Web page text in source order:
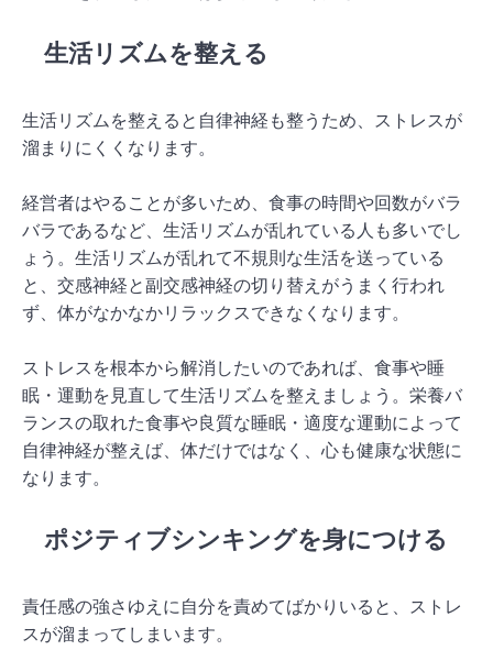
生活リズムを整える
生活リズムを整えると自律神経も整うため、ストレスが
溜まりにくくなります。
経営者はやることが多いため、食事の時間や回数がバラ
バラであるなど、生活リズムが乱れている人も多いでし
ょう。生活リズムが乱れて不規則な生活を送っている
と、交感神経と副交感神経の切り替えがうまく行われ
ず、体がなかなかリラックスできなくなります。
ストレスを根本から解消したいのであれば、食事や睡
眠・運動を見直して生活リズムを整えましょう。栄養バ
ランスの取れた食事や良質な睡眠・適度な運動によって
自律神経が整えば、体だけではなく、心も健康な状態に
なります。
ポジティブシンキングを身につける
責任感の強さゆえに自分を責めてばかりいると、ストレ
スが溜まってしまいます。